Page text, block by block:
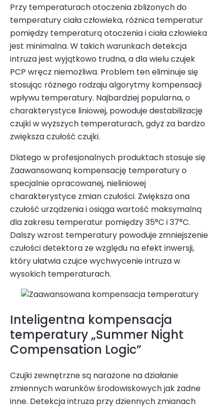
Przy temperaturach otoczenia zbliżonych do
temperatury ciała człowieka, różnica temperatur
pomiędzy temperaturą otoczenia i ciała człowieka
jest minimalna. W takich warunkach detekcja
intruza jest wyjątkowo trudna, a dla wielu czujek
PCP wręcz niemożliwa. Problem ten eliminuje się
stosując różnego rodzaju algorytmy kompensacji
wpływu temperatury. Najbardziej popularna, o
charakterystyce liniowej, powoduje destabilizację
czujki w wyższych tempera­turach, gdyż za bardzo
zwiększa czułość czujki.
Dlatego w profesjo­nalnych produktach stosuje się
Zaawansowaną kompensację tem­peratury o
specjalnie opracowanej, nieliniowej
charakterystyce zmian czułości. Zwiększa ona
czułość urządzenia i osiąga wartość maksy­malną
dla zakresu temperatur pomiędzy 35°C i 37°C.
Dalszy wzrost temperatury powoduje zmniejszenie
czułości detektora ze względu na efekt inwersji,
który ułatwia czujce wychwycenie intruza w
wysokich temperaturach.
Inteligentna kompensacja
temperatury „Summer Night
Compensation Logic”
Czujki zewnętrzne są narażone na działanie
zmiennych warunków środowiskowych jak żadne
inne. Detekcja intruza przy dziennych zmianach